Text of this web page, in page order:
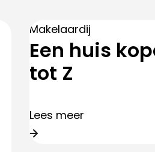
Makelaardij
Een huis
tot Z
Lees meer